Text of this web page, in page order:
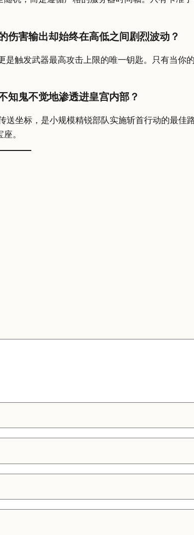
伤害输出却始终在高低之间剧烈波动？
是触发武器最高攻击上限的唯一钥匙。只有当你
知鬼不觉地渗透进皇宫内部？
送坐标，是小规模精锐部队实施斩首行动的最佳
。